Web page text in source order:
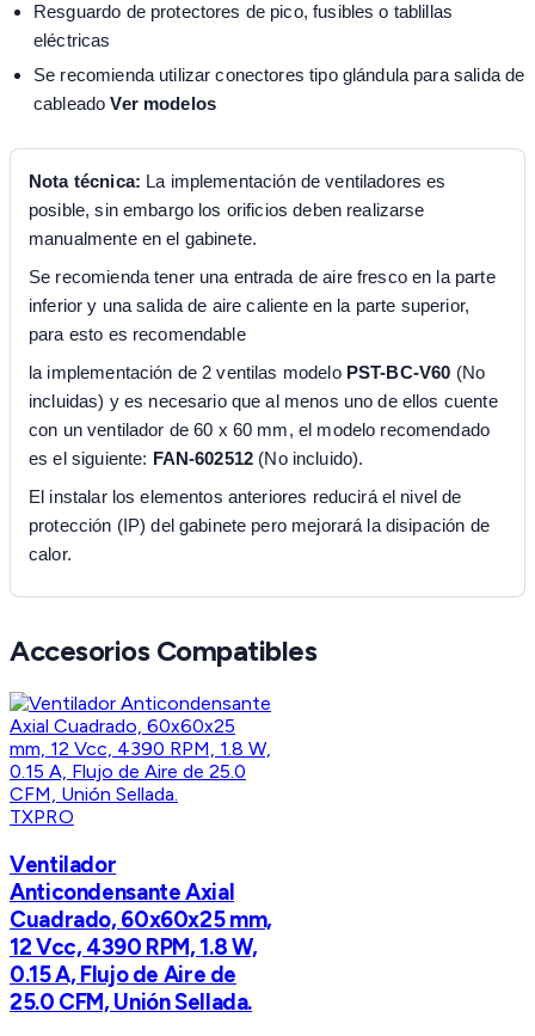
Resguardo de protectores de pico, fusibles o tablillas
eléctricas
Se recomienda utilizar conectores tipo glándula para salida de
cableadoVer modelos
Nota técnica: La implementación de ventiladores es
posible, sin embargo los orificios deben realizarse
manualmente en el gabinete.
Se recomienda tener una entrada de aire fresco en la parte
inferior y una salida de aire caliente en la parte superior,
para esto es recomendable
la implementación de 2 ventilas modelo PST-BC-V60 (No
incluidas) y es necesario que al menos uno de ellos cuente
con un ventilador de 60 x 60 mm, el modelo recomendado
es el siguiente: FAN-602512 (No incluido).
El instalar los elementos anteriores reducirá el nivel de
protección (IP) del gabinete pero mejorará la disipación de
calor.
Accesorios Compatibles
TXPRO
Ventilador
Anticondensante Axial
Cuadrado, 60x60x25 mm,
12 Vcc, 4390 RPM, 1.8 W,
0.15 A, Flujo de Aire de
25.0 CFM, Unión Sellada.